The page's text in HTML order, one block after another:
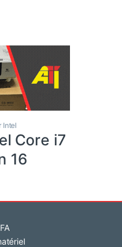
Intel
Core i7
16